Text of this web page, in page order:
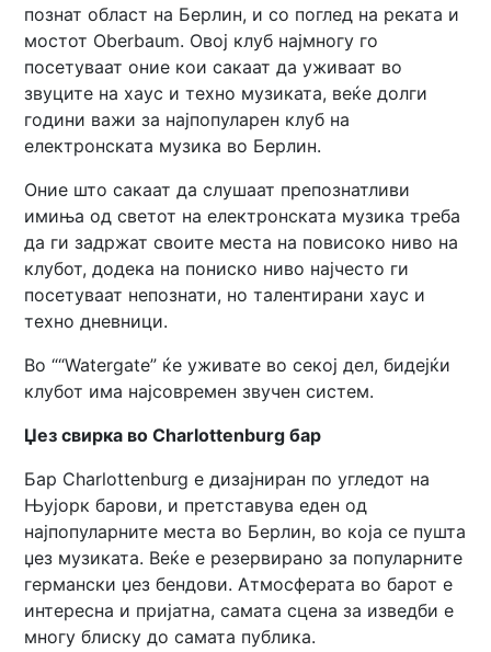
познат област на Берлин, и со поглед на реката и
мостот Oberbaum. Овој клуб најмногу го
посетуваат оние кои сакаат да уживаат во
звуците на хаус и техно музиката, веќе долги
години важи за најпопуларен клуб на
електронската музика во Берлин.
Оние што сакаат да слушаат препознатливи
имиња од светот на електронската музика треба
да ги задржат своите места на повисоко ниво на
клубот, додека на пониско ниво најчесто ги
посетуваат непознати, но талентирани хаус и
техно дневници.
Во ““Watergate” ќе уживате во секој дел, бидејќи
клубот има најсовремен звучен систем.
Џез свирка во Charlottenburg бар
Бар Charlottenburg е дизајниран по угледот на
Њујорк барови, и претставува еден од
најпопуларните места во Берлин, во која се пушта
џез музиката. Веќе е резервирано за популарните
германски џез бендови. Атмосферата во барот е
интересна и пријатна, самата сцена за изведби е
многу блиску до самата публика.